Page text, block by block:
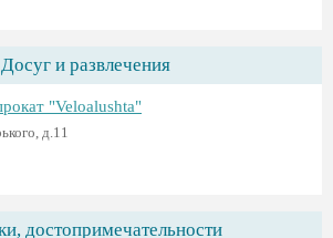
Досуг и развлечения
"Veloalushta"
д.11
достопримечательности